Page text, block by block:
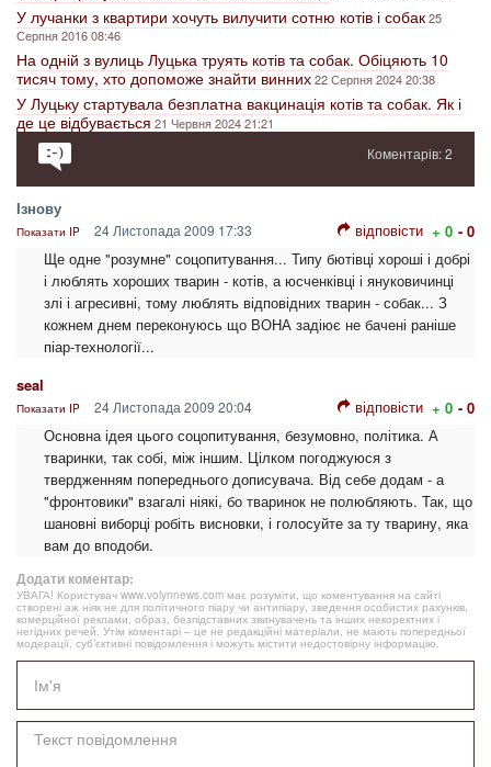
У лучанки з квартири хочуть вилучити сотню котів і собак25
Серпня 2016 08:46
На одній з вулиць Луцька труять котів та собак. Обіцяють 10
тисяч тому, хто допоможе знайти винних22 Серпня 2024 20:38
У Луцьку стартувала безплатна вакцинація котів та собак. Як і
де це відбувається21 Червня 2024 21:21
Коментарів: 2
Ізнову
Показати IP 24 Листопада 2009 17:33 відповісти + 0 - 0
Ще одне "розумне" соцопитування... Типу бютівці хороші і добрі
і люблять хороших тварин - котів, а юсченківці і януковичинці
злі і агресивні, тому люблять відповідних тварин - собак... З
кожнем днем переконуюсь що ВОНА задіює не бачені раніше
піар-технології...
seal
Показати IP 24 Листопада 2009 20:04 відповісти + 0 - 0
Основна ідея цього соцопитування, безумовно, політика. А
тваринки, так собі, між іншим. Цілком погоджуюся з
твердженням попереднього дописувача. Від себе додам - а
"фронтовики" взагалі ніякі, бо тваринок не полюбляють. Так, що
шановні виборці робіть висновки, і голосуйте за ту тварину, яка
вам до вподоби.
Додати коментар:
УВАГА! Користувач www.volynnews.com має розуміти, що коментування на сайті
створені аж ніяк не для політичного піару чи антипіару, зведення особистих рахунків,
комерційної реклами, образ, безпідставних звинувачень та інших некоректних і
негідних речей. Утім коментарі – це не редакційні матеріали, не мають попередньої
модерації, суб’єктивні повідомлення і можуть містити недостовірну інформацію.